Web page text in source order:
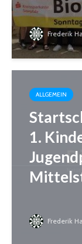
Frederik
ALLGEMEIN
1.
Frederik